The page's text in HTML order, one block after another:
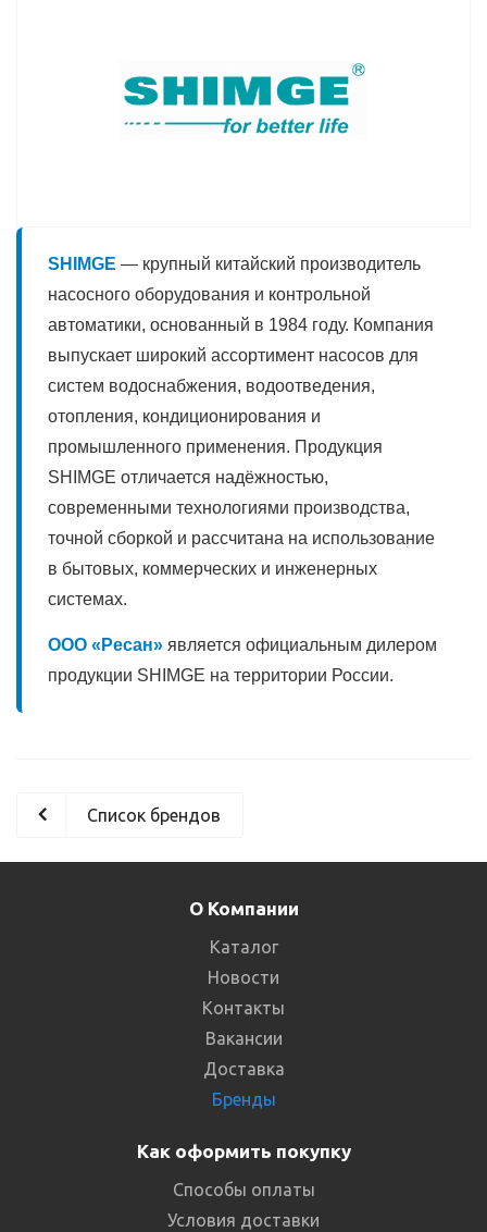
SHIMGE — крупный китайский производитель
насосного оборудования и контрольной
автоматики, основанный в 1984 году. Компания
выпускает широкий ассортимент насосов для
систем водоснабжения, водоотведения,
отопления, кондиционирования и
промышленного применения. Продукция
SHIMGE отличается надёжностью,
современными технологиями производства,
точной сборкой и рассчитана на использование
в бытовых, коммерческих и инженерных
системах.
ООО «Ресан» является официальным дилером
продукции SHIMGE на территории России.
Список брендов
О Компании
Каталог
Новости
Контакты
Вакансии
Доставка
Бренды
Как оформить покупку
Способы оплаты
Условия доставки